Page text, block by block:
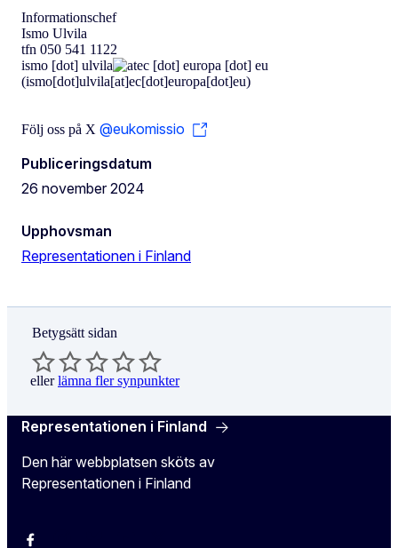
Informationschef
Ismo Ulvila
tfn 050 541 1122
ismo [dot] ulvila ec [dot] europa [dot] eu
(ismo[dot]ulvila[at]ec[dot]europa[dot]eu)
Följ oss på X @eukomissio
Publiceringsdatum
26 november 2024
Upphovsman
Representationen i Finland
Betygsätt sidan
ellerlämna fler synpunkter
Representationen i Finland
Den här webbplatsen sköts av
Representationen i Finland